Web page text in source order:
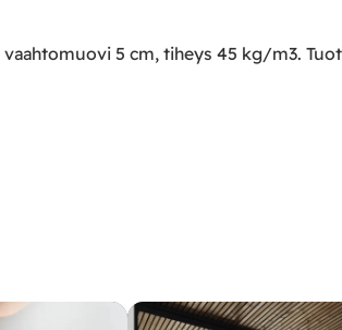
5 cm, tiheys 45 kg/m3.